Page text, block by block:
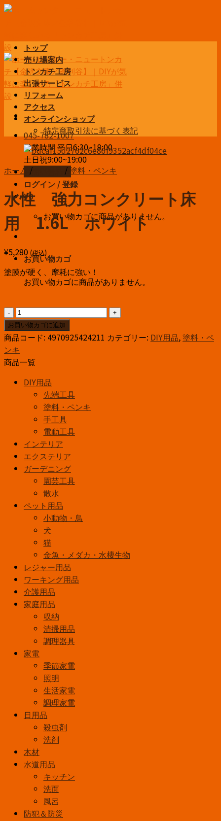
Skip
045-782-1007
営業時間 平日6:30~19:00
土日祝9:00~19:00
お問い合わせ
ログイン / 登録
¥0
お買い物カゴに商品がありません。
お買い物カゴ
お買い物カゴに商品がありません。
トップ
売り場案内
トンカチ工房
出張サービス
リフォーム
アクセス
オンラインショップ
特定商取引法に基づく表記
ホーム / / 塗料・ペンキ
水性 強力コンクリート床
用 1.6L ホワイト
¥5,280 (税込)
塗膜が硬く、摩耗に強い！
水
性
強
力
コ
ク
用
1.6L
ホ
ト
お買い物カゴに追加
商品コード: 4970925424211 カテゴリー: DIY用品,塗料・ペ
ンキ
商品一覧
DIY用品
先端工具
塗料・ペンキ
手工具
電動工具
インテリア
エクステリア
ガーデニング
園芸工具
散水
ペット用品
小動物・鳥
犬
猫
金魚・メダカ・水棲生物
レジャー用品
ワーキング用品
介護用品
家庭用品
収納
清掃用品
調理器具
家電
季節家電
照明
生活家電
調理家電
日用品
殺虫剤
洗剤
木材
水道用品
キッチン
洗面
風呂
防犯＆防災